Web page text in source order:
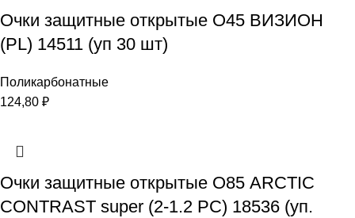
Очки защитные открытые О45 ВИЗИОН
(PL) 14511 (уп 30 шт)
Поликарбонатные
124,80 ₽
Очки защитные открытые О85 ARCTIC
CONTRAST super (2-1.2 PC) 18536 (уп.